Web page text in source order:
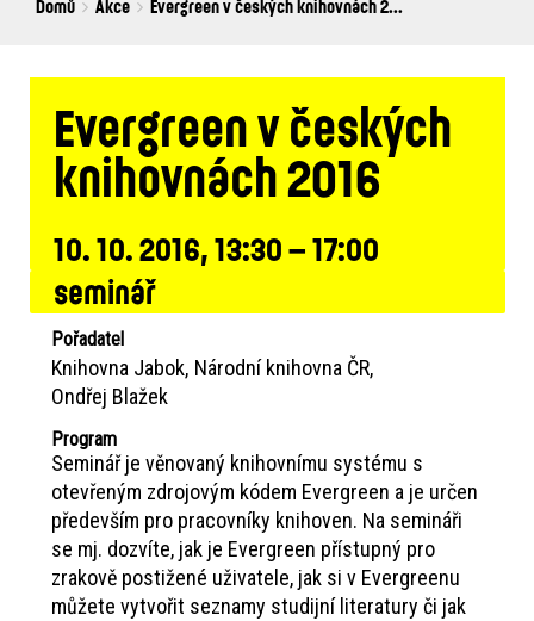
Breadcrumbs
You
Domů Akce Evergreen v českých knihovnách 2...
Evergreen v českých
knihovnách 2016
10. 10. 2016, 13:30 – 17:00
seminář
Pořadatel
Knihovna Jabok Národní knihovna ČR
Ondřej Blažek
Program
Seminář je věnovaný knihovnímu systému s
otevřeným zdrojovým kódem Evergreen a je určen
především pro pracovníky knihoven. Na semináři
se mj. dozvíte, jak je Evergreen přístupný pro
zrakově postižené uživatele, jak si v Evergreenu
můžete vytvořit seznamy studijní literatury či jak